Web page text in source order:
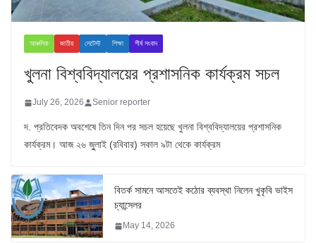
আঞ্চলিক জাতীয় লেটেস্ট শিক্ষা শীর্ষ সংবাদ
খুলনা বিশ্ববিদ্যালয়ের প্রশাসনিক কার্যক্রম সচল
July 26, 2026 Senior reporter
দ. প্রতিবেদক অবশেষে তিন দিন পর সচল হয়েছে খুলনা বিশ্ববিদ্যালয়ের প্রশাসনিক
কার্যক্রম। আজ ২৬ জুুলাই (রবিবার) সকাল ৯টা থেকে কার্যক্রম
বিতর্ক সামনে আসতেই কঠোর ব্যবস্থা নিলেন খুকৃবি ভাইস
চ্যান্সেলর
May 14, 2026